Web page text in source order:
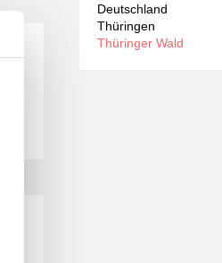
Deutschland
Thüringen
Thüringer Wald